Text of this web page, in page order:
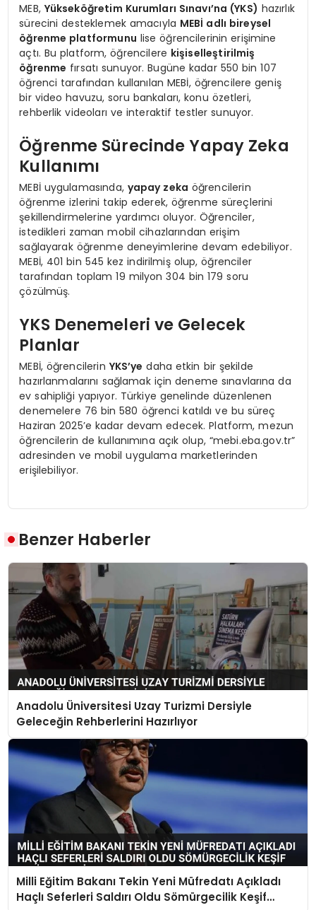
MEB, Yükseköğretim Kurumları Sınavı’na (YKS) hazırlık
sürecini desteklemek amacıyla MEBİ adlı bireysel
öğrenme platformunu lise öğrencilerinin erişimine
açtı. Bu platform, öğrencilere kişiselleştirilmiş
öğrenme fırsatı sunuyor. Bugüne kadar 550 bin 107
öğrenci tarafından kullanılan MEBİ, öğrencilere geniş
bir video havuzu, soru bankaları, konu özetleri,
rehberlik videoları ve interaktif testler sunuyor.
Öğrenme Sürecinde Yapay Zeka
Kullanımı
MEBİ uygulamasında, yapay zeka öğrencilerin
öğrenme izlerini takip ederek, öğrenme süreçlerini
şekillendirmelerine yardımcı oluyor. Öğrenciler,
istedikleri zaman mobil cihazlarından erişim
sağlayarak öğrenme deneyimlerine devam edebiliyor.
MEBİ, 401 bin 545 kez indirilmiş olup, öğrenciler
tarafından toplam 19 milyon 304 bin 179 soru
çözülmüş.
YKS Denemeleri ve Gelecek
Planlar
MEBİ, öğrencilerin YKS’ye daha etkin bir şekilde
hazırlanmalarını sağlamak için deneme sınavlarına da
ev sahipliği yapıyor. Türkiye genelinde düzenlenen
denemelere 76 bin 580 öğrenci katıldı ve bu süreç
Haziran 2025’e kadar devam edecek. Platform, mezun
öğrencilerin de kullanımına açık olup, “mebi.eba.gov.tr”
adresinden ve mobil uygulama marketlerinden
erişilebiliyor.
Benzer Haberler
Anadolu Üniversitesi Uzay Turizmi Dersiyle
Geleceğin Rehberlerini Hazırlıyor
Milli Eğitim Bakanı Tekin Yeni Müfredatı Açıkladı
Haçlı Seferleri Saldırı Oldu Sömürgecilik Keşif